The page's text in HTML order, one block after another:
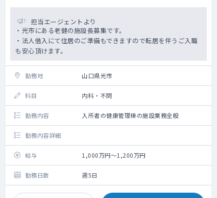
担当エージェントより
・光市にある老健の施設長募集です。
・法人借入にて住居のご準備もできますので転居を伴うご入職
も安心頂けます。
勤務地 山口県光市
科目 内科・不問
勤務内容 入所者の健康管理棟の施設業務全般
勤務内容詳細
給与 1,000万円～1,200万円
勤務日数 週5日